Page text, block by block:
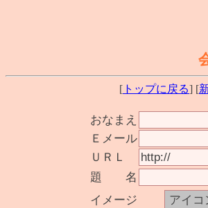
[ トップに戻る] [
おなまえ
Ｅメール
ＵＲＬ
題 名
イメージ